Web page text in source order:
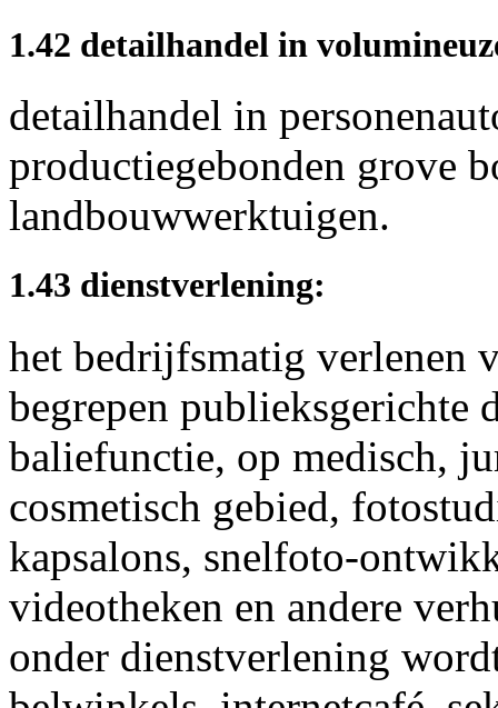
1.42 detailhandel in
detailhandel in
productiegebonden grove
landbouwwerktuigen.
1.43 dienstverlening:
het bedrijfsmatig verlenen
begrepen publieksgerichte
baliefunctie, op medisch,
cosmetisch gebied,
kapsalons, snelfoto-
videotheken en andere
onder dienstverlening